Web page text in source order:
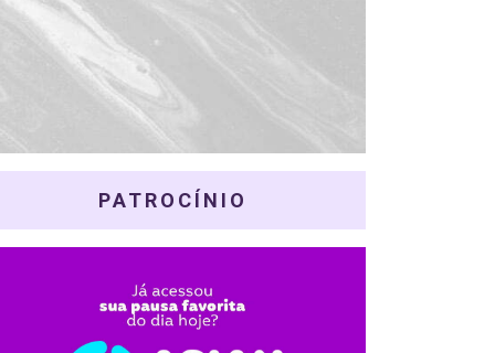
PATROCÍNIO